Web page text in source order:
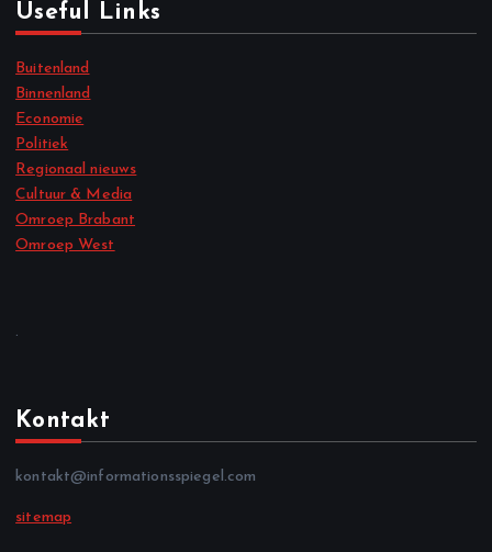
Useful Links
Buitenland
Binnenland
Economie
Politiek
Regionaal nieuws
Cultuur & Media
Omroep Brabant
Omroep West
.
Kontakt
kontakt@informationsspiegel.com
sitemap